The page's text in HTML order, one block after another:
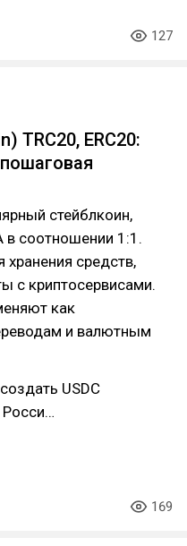
127
TRC20, ERC20:
стейблкоин,
соотношении 1:1.
средств,
с криптосервисами.
как
и валютным
USDC
Росси…
169